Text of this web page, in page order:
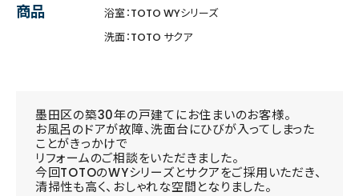
商品
浴室：TOTO WYシリーズ
洗面：TOTO サクア
墨田区の築30年の戸建てにお住まいのお客様。
お風呂のドアが故障、洗面台にひびが入ってしまった
ことがきっかけで
リフォームのご相談をいただきました。
今回TOTOのWYシリーズとサクアをご採用いただき、
清掃性も高く、おしゃれな空間となりました。